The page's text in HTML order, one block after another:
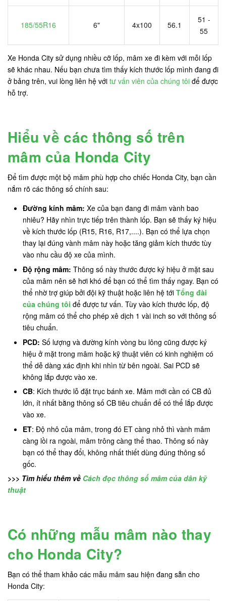
185/55R16 6" 4x100 56.1
51 -
55
Xe Honda City sử dụng nhiều cỡ lốp, mâm xe đi kèm với mỗi lốp
sẽ khác nhau. Nếu bạn chưa tìm thấy kích thước lốp mình đang đi
ở bảng trên, vui lòng liên hệ với tư vấn viên của chúng tôi để được
hỗ trợ.
Hiểu về các thông số trên
mâm của Honda City
Để tìm được một bộ mâm phù hợp cho chiếc Honda City, bạn cần
nắm rõ các thông số chính sau:
Đường kính mâm: Xe của bạn đang đi mâm vành bao
nhiêu? Hãy nhìn trực tiếp trên thành lốp. Bạn sẽ thấy ký hiệu
về kích thước lốp (R15, R16, R17,....). Bạn có thể lựa chọn
thay lại đúng vành mâm này hoặc tăng giảm kích thước tùy
vào nhu cầu độ xe của mình.
Độ rộng mâm: Thông số này thước được ký hiệu ở mặt sau
của mâm nên sẽ hơi khó để bạn có thể tìm thấy ngay. Bạn có
thể nhờ trợ giúp bởi đội kỹ thuật hoặc liên hệ tới Tổng đài
của chúng tôi để được tư vấn. Tùy vào kích thước lốp, độ
rộng mâm có thể cho phép xê dịch 1 vài inch so với thông số
tiêu chuẩn.
PCD: Số lượng và đường kính vòng bu lông cũng được ký
hiệu ở mặt trong mâm hoặc kỹ thuật viên có kinh nghiệm có
thể dễ dàng xác định khi nhìn từ bên ngoài. Sai PCD sẽ
không lắp được vào xe.
CB: Kích thước lỗ đặt trục bánh xe. Mâm mới cần có CB đủ
lớn, ít nhất bằng thông số CB tiêu chuẩn để có thể lắp được
vào xe.
ET: Độ nhô của mâm, trong đó ET càng nhỏ thì vành mâm
càng lồi ra ngoài, mâm trông càng thể thao. Thông số này
bạn có thể thay đổi, không nhất thiết dùng đúng thông số
gốc.
>>> Tìm hiểu thêm về Cách đọc thông số mâm của dân kỹ
thuật
Có những mẫu mâm nào thay
cho Honda City?
Bạn có thể tham khảo các mẫu mâm sau hiện đang sẵn cho
Honda City: